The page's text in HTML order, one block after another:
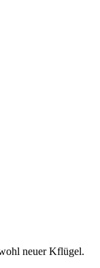
neuer Kflügel.